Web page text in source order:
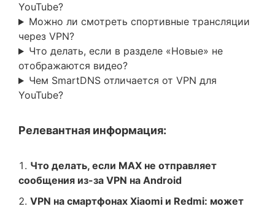
YouTube?
Можно ли смотреть спортивные трансляции
через VPN?
Что делать, если в разделе «Новые» не
отображаются видео?
Чем SmartDNS отличается от VPN для
YouTube?
Релевантная информация:
Что делать, если MAX не отправляет
сообщения из-за VPN на Android
VPN на смартфонах Xiaomi и Redmi: может